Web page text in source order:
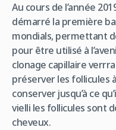
Au cours de l’année
démarré la première
mondials, permettant
pour être utilisé à
clonage capillaire
préserver les follicules
conserver jusqu’à ce
vielli les follicules sont
cheveux.